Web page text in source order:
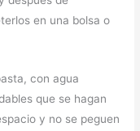
en una bolsa o
con agua
que se hagan
y no se peguen